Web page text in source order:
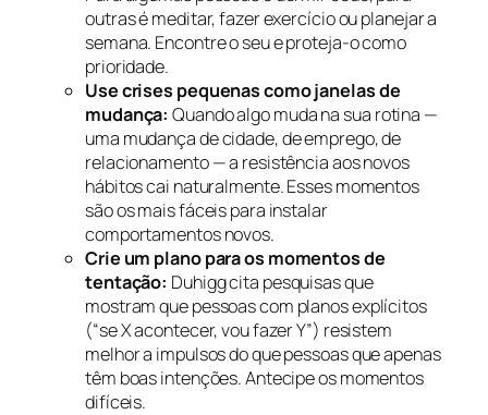
outras é meditar, fazer exercício ou planejar a
semana. Encontre o seu e proteja-o como
prioridade.
Use crises pequenas como janelas de
mudança: Quando algo muda na sua rotina —
uma mudança de cidade, de emprego, de
relacionamento — a resistência aos novos
hábitos cai naturalmente. Esses momentos
são os mais fáceis para instalar
comportamentos novos.
Crie um plano para os momentos de
tentação: Duhigg cita pesquisas que
mostram que pessoas com planos explícitos
(“se X acontecer, vou fazer Y”) resistem
melhor a impulsos do que pessoas que apenas
têm boas intenções. Antecipe os momentos
difíceis.